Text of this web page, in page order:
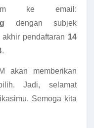
ke email:
dengan subjek
pendaftaran 14
.
akan memberikan
Jadi, selamat
Semoga kita